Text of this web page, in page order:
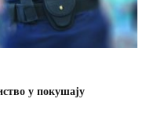
у покушају